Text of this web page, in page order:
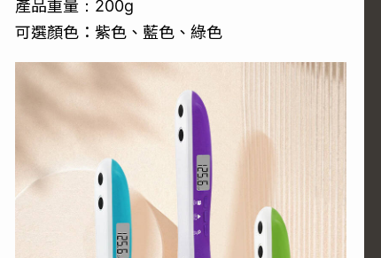
產品重量：200g
可選顏色：紫色、藍色、綠色